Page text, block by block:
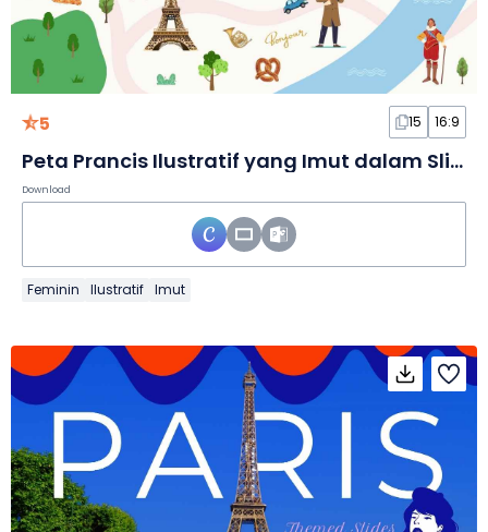
5 15 16:9
Peta Prancis Ilustratif yang Imut dalam Slide
Download
Feminin Ilustratif Imut